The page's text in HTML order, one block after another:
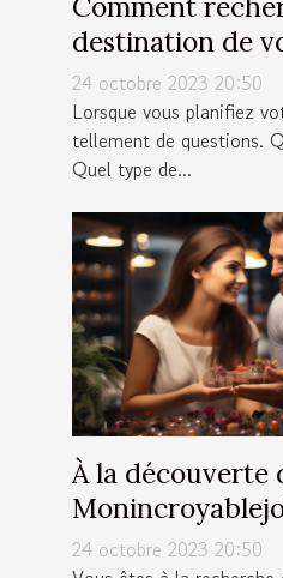
destination de
partir ?
24 octobre 2023 20:50
Lorsque vous planifiez
tellement de questions.
Quel type de...
À la découverte
24 octobre 2023 20:50